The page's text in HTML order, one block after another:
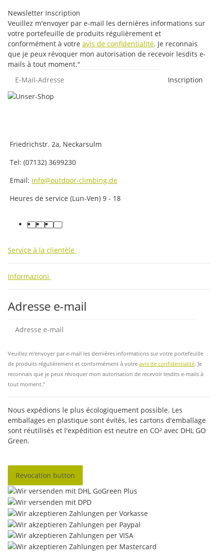
Newsletter Inscription
Veuillez m'envoyer par e-mail les dernières informations sur
votre portefeuille de produits régulièrement et
conformément à votre avis de confidentialité. Je reconnais
que je peux révoquer mon autorisation de recevoir lesdits e-
mails à tout moment."
Inscription
Friedrichstr. 2a, Neckarsulm
Tel: (07132) 3699230
Email: info@outdoor-climbing.de
Heures de service (Lun-Ven) 9 - 18
facebook
youtube
instagram
tiktok
Service à la clientèle
Informazioni
Adresse e-mail
Veuillez m'envoyer par e-mail les dernières informations sur votre portefeuille
de produits régulièrement et conformément à votre avis de confidentialité. Je
reconnais que je peux révoquer mon autorisation de recevoir lesdits e-mails à
tout moment."
Nous expédions le plus écologiquement possible. Les
emballages en plastique sont évités, les cartons d'emballage
sont réutilisés et l'expédition est neutre en CO² avec DHL GO
Green.
Revocation button